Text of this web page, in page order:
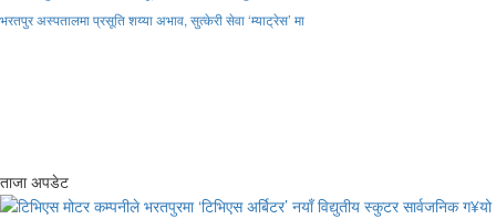
भरतपुर अस्पतालमा प्रसूति शय्या अभाव, सुत्केरी सेवा ‘म्याट्रेस’ मा
ताजा अपडेट